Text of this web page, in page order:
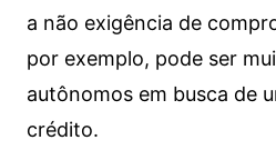
a não exigência de
por exemplo, pode ser
autônomos em busca de
crédito.